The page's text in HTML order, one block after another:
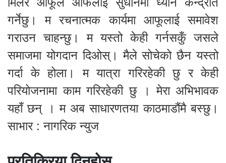
गर्नेछु। म रचनात्मक कार्यमा आफूलाई समावेश
गराउन चाहन्छु। म यस्तो केही गर्नसकुँ जसले
समाजमा योगदान दिओस्। मैले सोचेको छैन यस्तो
गर्दा के होला। म यात्रा गरिरहेकी छु र केही
परियोजनामा काम गरिरहेकी छु । मेरा अभिभावक
यहाँ छन् । म अब साधारणतया काठमाडौंमै बस्छु।
साभार : नागरिक न्युज